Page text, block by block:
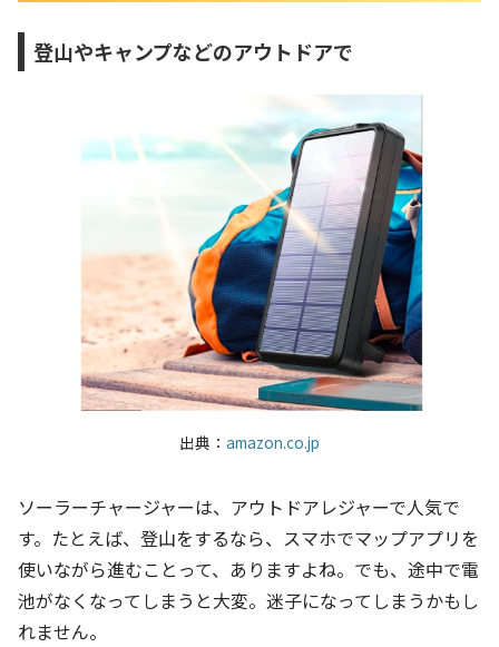
登山やキャンプなどのアウトドアで
出典： amazon.co.jp
ソーラーチャージャーは、アウトドアレジャーで人気で
す。たとえば、登山をするなら、スマホでマップアプリを
使いながら進むことって、ありますよね。でも、途中で電
池がなくなってしまうと大変。迷子になってしまうかもし
れません。